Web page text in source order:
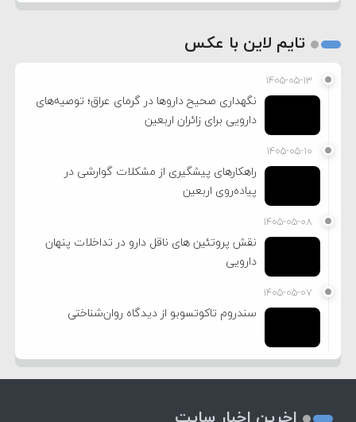
تایم لاین با عکس
۱۴۰۵-۰۵-۱۳
نگهداری صحیح داروها در گرمای عراق؛ توصیه‌های
دارویی برای زائران اربعین
۱۴۰۵-۰۵-۱۰
راهکارهای پیشگیری از مشکلات گوارشی در
پیاده‌روی اربعین
۱۴۰۵-۰۵-۰۸
نقش پروتئین های ناقل دارو در تداخلات پنهان
دارویی
۱۴۰۵-۰۵-۰۷
سندروم تاکوتسوبو از دیدگاه روان‌شناختی